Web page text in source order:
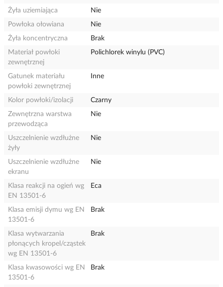
Żyła uziemiająca
Nie
Powłoka ołowiana
Nie
Żyła koncentryczna
Brak
Materiał powłoki
zewnętrznej
Polichlorek winylu (PVC)
Gatunek materiału
powłoki zewnętrznej
Inne
Kolor powłoki/izolacji
Czarny
Zewnętrzna warstwa
przewodząca
Nie
Uszczelnienie wzdłużne
żyły
Nie
Uszczelnienie wzdłużne
ekranu
Nie
Klasa reakcji na ogień wg
EN 13501-6
Eca
Klasa emisji dymu wg EN
13501-6
Brak
Klasa wytwarzania
płonących kropel/cząstek
wg EN 13501-6
Brak
Klasa kwasowości wg EN
13501-6
Brak